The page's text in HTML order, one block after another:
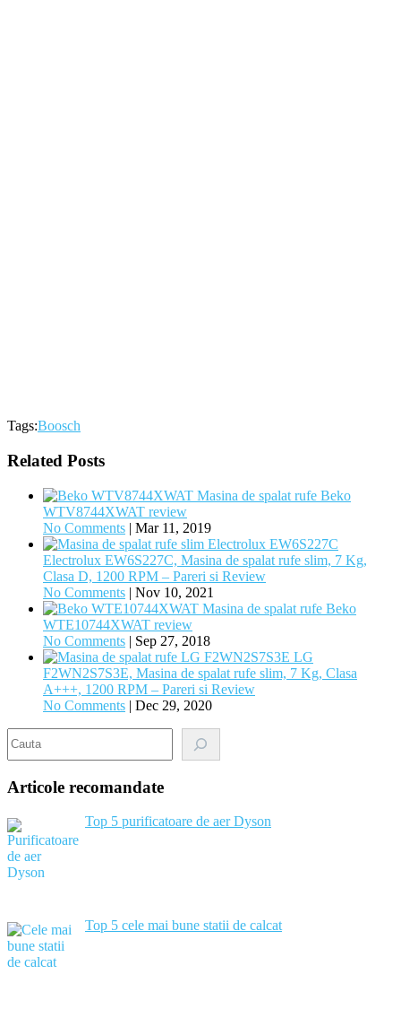
Tags:Boosch
Related Posts
Masina de spalat rufe Beko
WTV8744XWAT review
No Comments | Mar 11, 2019
Electrolux EW6S227C, Masina de spalat rufe slim, 7 Kg,
Clasa D, 1200 RPM – Pareri si Review
No Comments | Nov 10, 2021
Masina de spalat rufe Beko
WTE10744XWAT review
No Comments | Sep 27, 2018
LG
F2WN2S7S3E, Masina de spalat rufe slim, 7 Kg, Clasa
A+++, 1200 RPM – Pareri si Review
No Comments | Dec 29, 2020
Articole recomandate
Top 5 purificatoare de aer Dyson
Top 5 cele mai bune statii de calcat